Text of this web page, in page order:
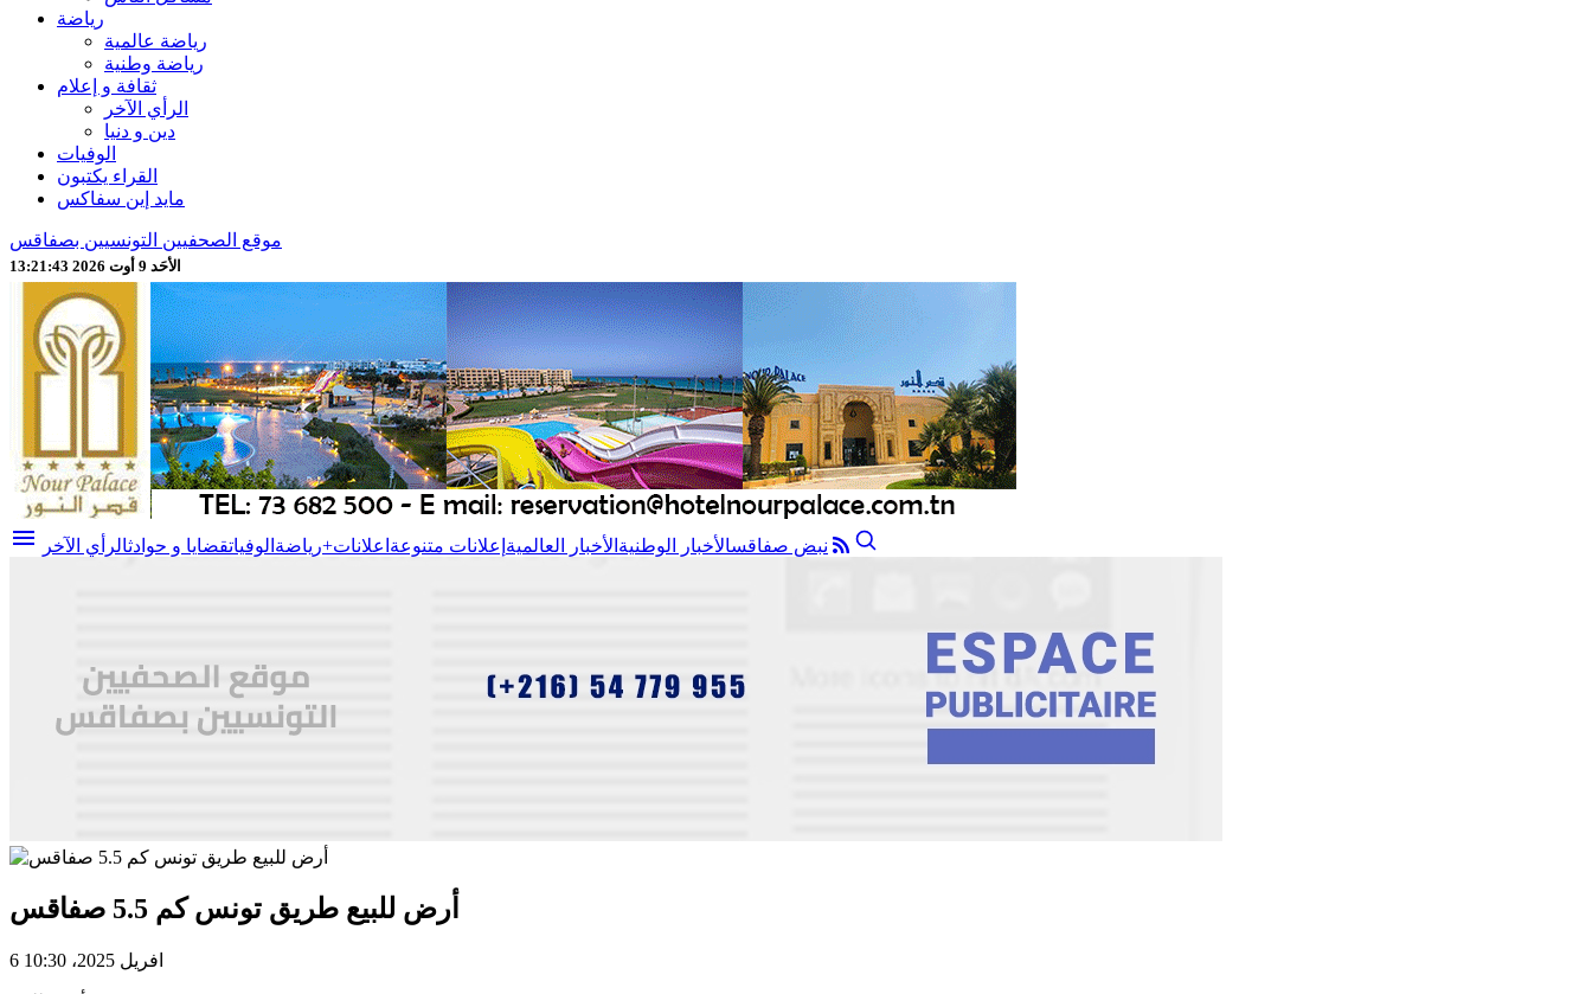
رياضة
رياضة عالمية
رياضة وطنية
ثقافة و إعلام
الرأي الآخر
دين و دنيا
الوفيات
القراء يكتبون
مايد إين سفاكس
موقع الصحفيين التونسيين بصفاقس
الأحَد 9 أوت 2026 13:21:45
menu نبض صفاقسالأخبار الوطنية الأخبار العالمية إعلانات متنوعة اعلانات+رياضة الوفياتقضايا و حوادثالرأي الآخر
أرض للبيع طريق تونس كم 5.5 صفاقس
6 افريل 2025، 10:30